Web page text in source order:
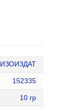
ИЗОИЗДАТ
152335
10 гр